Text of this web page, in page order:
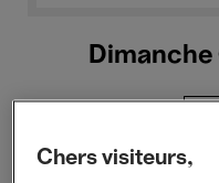
Chers visiteurs,